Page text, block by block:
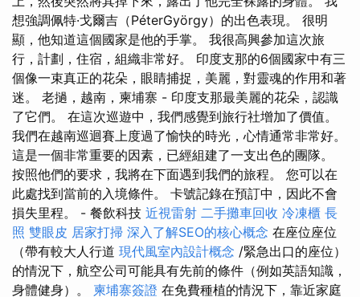
想強調佩特·戈爾吉（PéterGyörgy）的出色表現。 很明
顯，他知道這個國家是他的手掌。 我很高興參加這次旅
行，計劃，住宿，組織非常好。 印度支那的6個國家中有三
個像一束真正的花朵，眼睛捕捉，美麗，對靈魂的作用和著
迷。 老撾，越南，柬埔寨 - 印度支那最美麗的花朵，認識
了它們。 在這次巡遊中，我們感覺到旅行社增加了價值。
我們在越南巡迴賽上度過了愉快的時光，心情通常非常好。
這是一個非常重要的因素，已經組建了一支出色的團隊。
按照他們的要求，我將在下面遇到我們的旅程。 您可以在
此處找到當前的入境條件。 卡號記錄在預訂中，因此不會
損失里程。 - 餐飲科技 近視雷射 二手攤車回收 冷凍櫃 長
照 雙眼皮 居家打掃 深入了解SEO的核心概念 在座位座位
（帶有較大人行道 現代風室內設計概念 /緊急出口的座位）
的情況下，航空公司可能具有先前的條件（例如英語知識，
身體健身）。 柬埔寨簽證 在免費種植的情況下，靠近家庭